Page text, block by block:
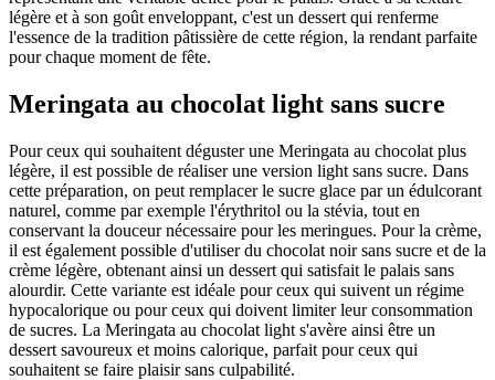
légère et à son goût enveloppant, c'est un dessert qui renferme
l'essence de la tradition pâtissière de cette région, la rendant parfaite
pour chaque moment de fête.
Meringata au chocolat light sans sucre
Pour ceux qui souhaitent déguster une Meringata au chocolat plus
légère, il est possible de réaliser une version light sans sucre. Dans
cette préparation, on peut remplacer le sucre glace par un édulcorant
naturel, comme par exemple l'érythritol ou la stévia, tout en
conservant la douceur nécessaire pour les meringues. Pour la crème,
il est également possible d'utiliser du chocolat noir sans sucre et de la
crème légère, obtenant ainsi un dessert qui satisfait le palais sans
alourdir. Cette variante est idéale pour ceux qui suivent un régime
hypocalorique ou pour ceux qui doivent limiter leur consommation
de sucres. La Meringata au chocolat light s'avère ainsi être un
dessert savoureux et moins calorique, parfait pour ceux qui
souhaitent se faire plaisir sans culpabilité.